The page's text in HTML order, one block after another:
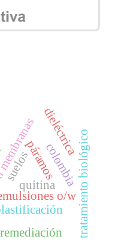
o/wtratamiento biológico
páramoscolombia
suelos
dieléctrica
quitina